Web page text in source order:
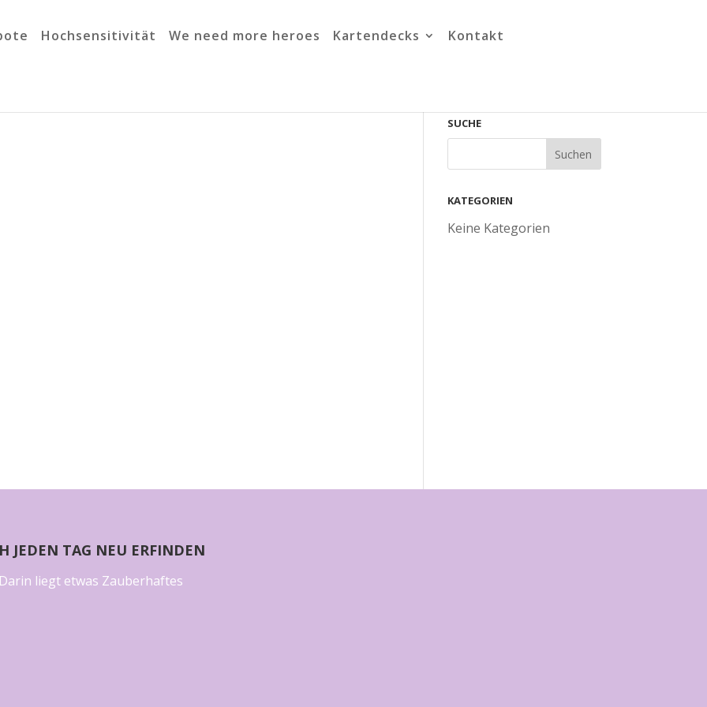
Hochsensitivität We need more heroes Kartendecks Kontakt
SUCHE
KATEGORIEN
Keine Kategorien
JEDEN TAG NEU ERFINDEN
liegt etwas Zauberhaftes